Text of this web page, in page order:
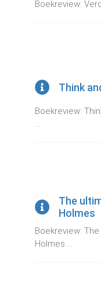
Boekreview:
Think
Boekreview:
...
The
Holmes
Boekreview:
Holmes ...